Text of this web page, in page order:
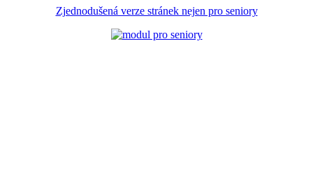
Zjednodušená verze stránek nejen pro seniory